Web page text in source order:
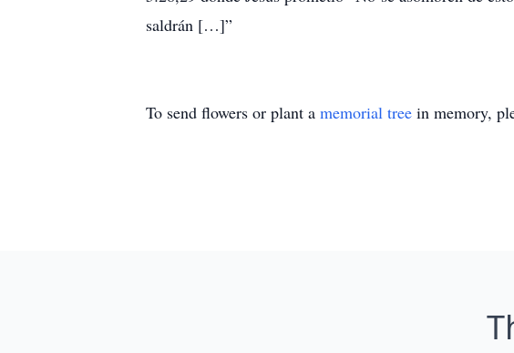
saldrán […]”
To send flowers or plant a memorial tree in memory,